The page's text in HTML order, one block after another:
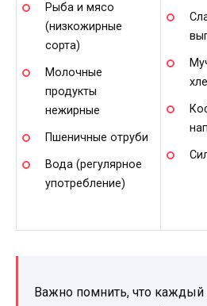
Рыба и мясо
(низкожирные
сорта)
Молочные
продукты
нежирные
Пшеничные отруби
Вода (регулярное
употребление)
Важно помнить, что каждый